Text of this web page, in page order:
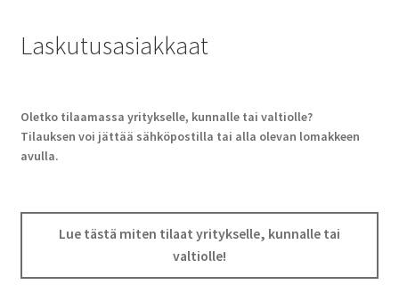
Laskutusasiakkaat
Oletko tilaamassa yritykselle, kunnalle tai valtiolle?
Tilauksen voi jättää sähköpostilla tai alla olevan lomakkeen
avulla.
Lue tästä miten tilaat yritykselle, kunnalle tai
valtiolle!